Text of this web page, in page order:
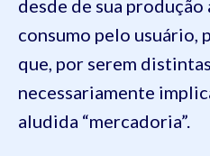
desde de sua
consumo pelo usuário,
que, por serem
necessariamente
aludida “mercadoria”.